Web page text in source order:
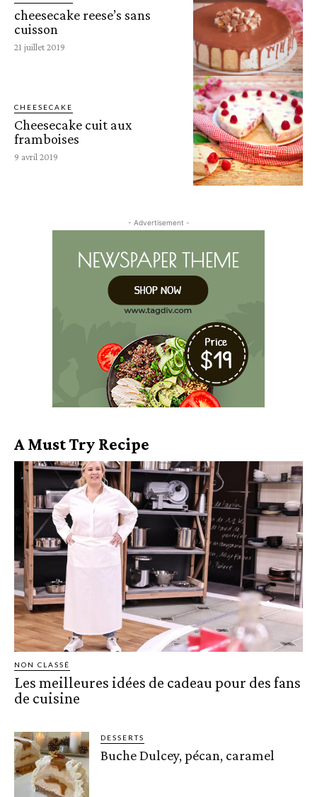
cheesecake reese’s sans
cuisson
21 juillet 2019
CHEESECAKE
Cheesecake cuit aux
framboises
9 avril 2019
- Advertisement -
A Must Try Recipe
NON CLASSÉ
Les meilleures idées de cadeau pour des fans
de cuisine
DESSERTS
Buche Dulcey, pécan, caramel